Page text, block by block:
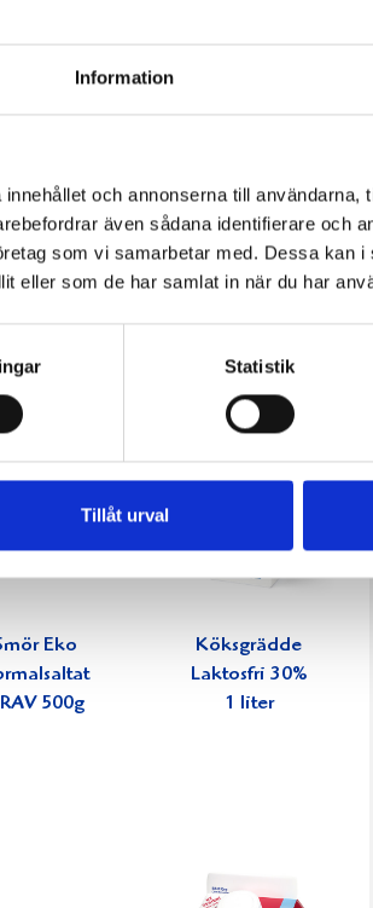
Information
och annonserna till användarna,
även sådana identifierare och
som vi samarbetar med. Dessa kan
eller som de har samlat in när du har
Statistik
Tillåt urval
2,7%
1000g
Skogsbärsfil
2,7% 1000g
Eko
500g
Köksgrädde
Laktosfri 30%
1 liter